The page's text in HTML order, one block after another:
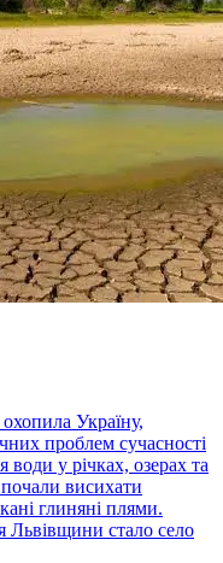
Україну,
проблем сучасності
у річках, озерах та
висихати
глиняні плями.
стало село